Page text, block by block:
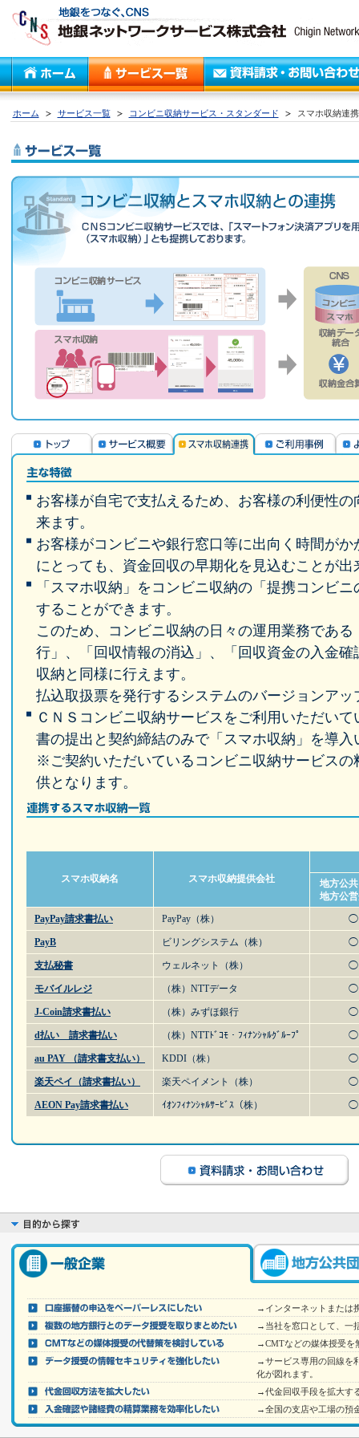
ホーム サービス一覧 コンビニ収納サービス・スタンダード スマホ収納連携
お客様が自宅で支払えるため、お客様の利便性
来ます。
お客様がコンビニや銀行窓口等に出向く時間が
にとっても、資金回収の早期化を見込むことが出
「スマホ収納」をコンビニ収納の「提携コンビ
することができます。
このため、コンビニ収納の日々の運用業務であ
行」、「回収情報の消込」、「回収資金の入金
収納と同様に行えます。
払込取扱票を発行するシステムのバージョンアッ
ＣＮＳコンビニ収納サービスをご利用いただい
書の提出と契約締結のみで「スマホ収納」を導入
※ご契約いただいているコンビニ収納サービスの
供となります。
スマホ収納名 スマホ収納提供会社
地方公
地方公
PayPay請求書払い
PayPay（株） ◯
PayB ビリングシステム（株） ◯
支払秘書 ウェルネット（株） ◯
モバイルレジ （株）NTTデータ ◯
J-Coin請求書払い （株）みずほ銀行 ◯
d払い 請求書払い （株）NTTﾄﾞｺﾓ・ﾌｨﾅﾝｼｬﾙｸﾞﾙｰﾌﾟ ◯
au PAY （請求書支払い） KDDI（株） ◯
楽天ペイ（請求書払い） 楽天ペイメント（株） ◯
AEON Pay請求書払い ｲｵﾝﾌｨﾅﾝｼｬﾙｻｰﾋﾞｽ（株） ◯
→インターネットまたは
→当社を窓口として、一
→CMTなどの媒体授受を
→サービス専用の回線を
化が図れます。
→代金回収手段を拡大す
→全国の支店や工場の預